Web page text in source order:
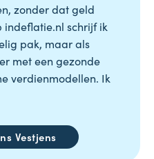
zonder dat geld
indeflatie.nl schrijf ik
pak, maar als
met een gezonde
verdienmodellen. Ik
Vestjens